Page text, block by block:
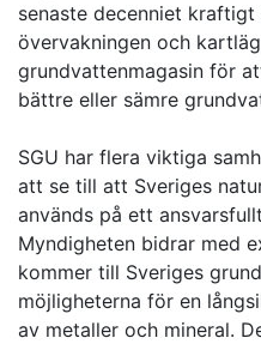
senaste decenniet
övervakningen och
grundvattenmagasin för
bättre eller sämre
SGU har flera viktiga
att se till att Sveriges
används på ett
Myndigheten bidrar med
kommer till Sveriges
möjligheterna för en
av metaller och mineral.